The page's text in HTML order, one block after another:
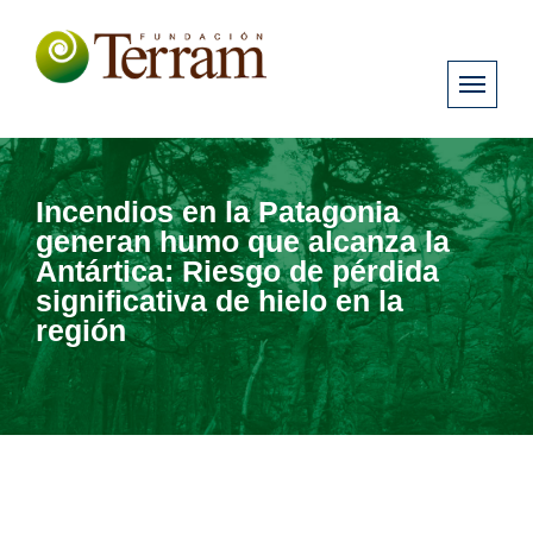
Incendios en la Patagonia
generan humo que alcanza la
Antártica: Riesgo de pérdida
significativa de hielo en la
región